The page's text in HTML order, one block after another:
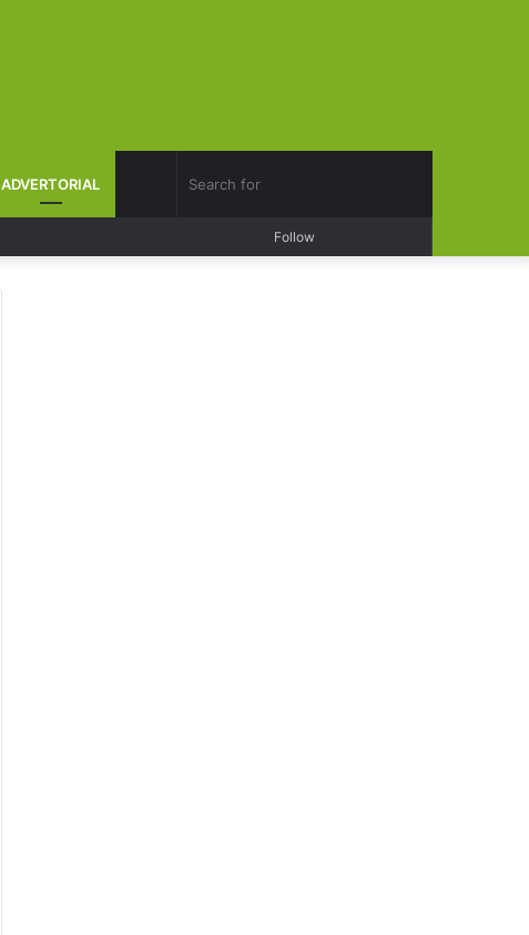
ADVERTORIAL
Follow